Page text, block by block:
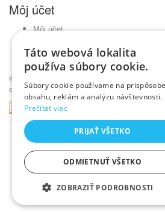
Môj účet
Môj účet
Obľúbené produkty
Novinky
© Kavickujem.sk - čaje Lovare, pražená
eshopu
BLOG
Táto webová lokalita
používa súbory cookie.
Súbory cookie používame na
obsahu, reklám a analýzu návštevnosti.
Prečítať viac
PRIJAŤ VŠETKO
ODMIETNUŤ VŠETKO
ZOBRAZIŤ PODROBNOSTI